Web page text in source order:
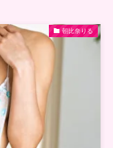
朝比奈りる